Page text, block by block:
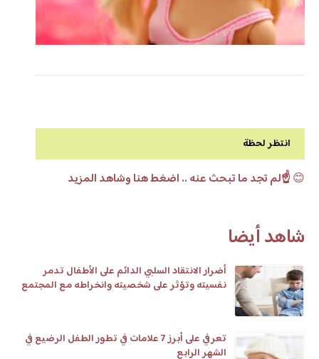
انتظر لحظة
😊☝️لم تجد ما تبحث عنه .. اضغط هنا وشاهد المزيد
شاهد أيضا
أضرار الانتقاد السلبي الدائم على الأطفال تدمر
نفسيته وتؤثر على شخصيته وانخراطه مع المجتمع
تعرفي على أبرز 7 علامات في تطور الطفل الرضيع في
الشهر الرابع